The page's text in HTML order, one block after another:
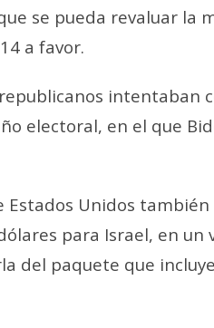
se pueda revaluar la
a favor.
intentaban
electoral, en el que
Unidos también
para Israel, en un
del paquete que